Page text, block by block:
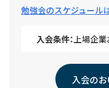
勉強会のスケジュール
入会条件：上場企
入会の